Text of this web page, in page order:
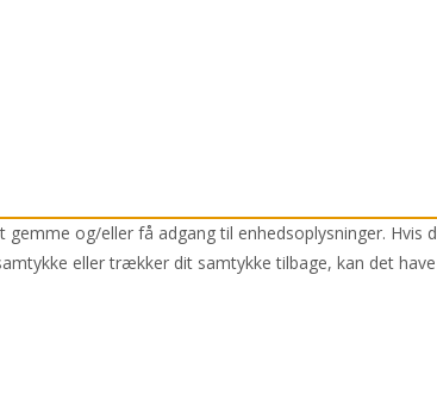
og/eller få adgang til enhedsoplysninger.
eller trækker dit samtykke tilbage, kan det